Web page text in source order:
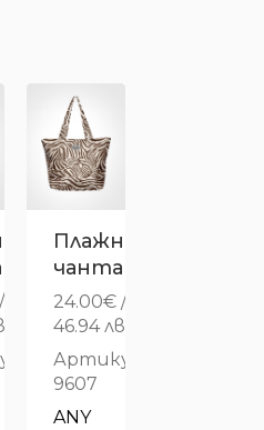
/
Плажна
чанта
24.00€ /
46.94 лв.
Артикул:
9607
ANY